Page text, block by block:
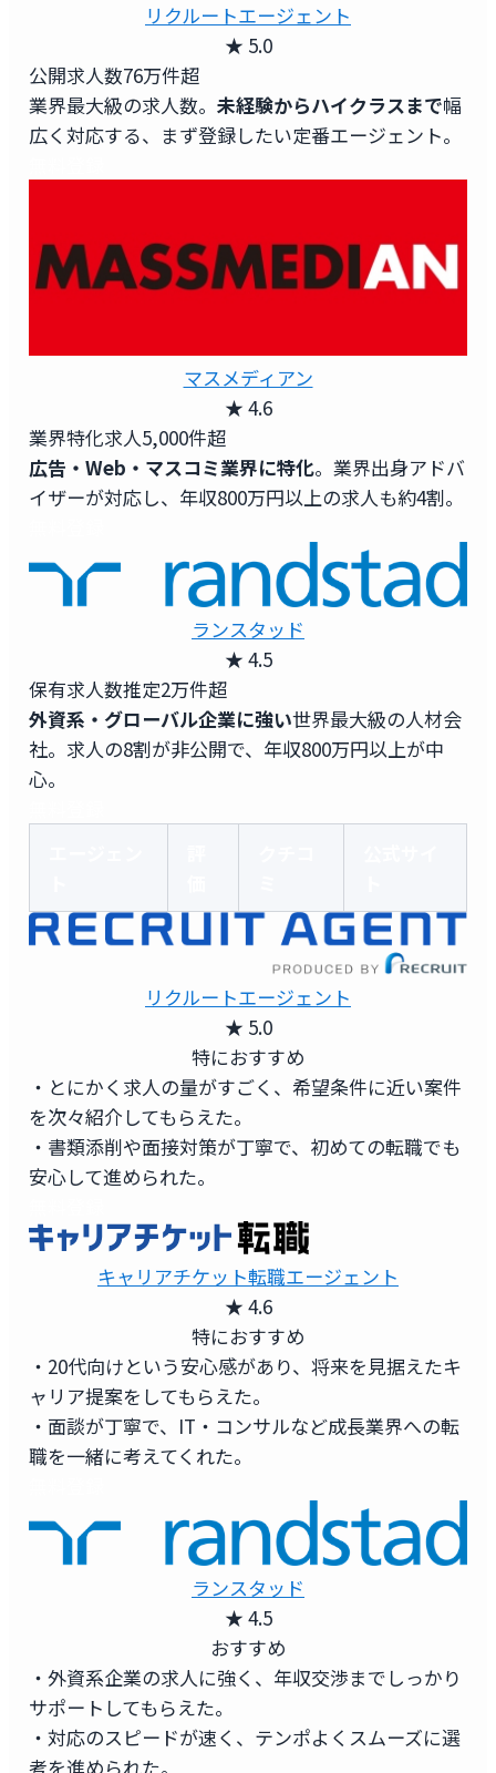
リクルートエージェント
★ 5.0
公開求人数76万件超
業界最大級の求人数。 未経験からハイクラスまで幅
広く対応する、まず登録したい定番エージェント。
マスメディアン
★ 4.6
業界特化求人5,000件超
広告・Web・マスコミ業界に特化。業界出身アドバ
イザーが対応し、年収800万円以上の求人も約4割。
ランスタッド
★ 4.5
保有求人数推定2万件超
外資系・グローバル企業に強い世界最大級の人材会
社。求人の8割が非公開で、年収800万円以上が中
心。
リクルートエージェント
★ 5.0
特におすすめ
・とにかく求人の量がすごく、希望条件に近い案件
を次々紹介してもらえた。
・書類添削や面接対策が丁寧で、初めての転職でも
安心して進められた。
キャリアチケット転職エージェント
★ 4.6
特におすすめ
・20代向けという安心感があり、将来を見据えたキ
ャリア提案をしてもらえた。
・面談が丁寧で、IT・コンサルなど成長業界への転
職を一緒に考えてくれた。
ランスタッド
★ 4.5
おすすめ
・外資系企業の求人に強く、年収交渉までしっかり
サポートしてもらえた。
・対応のスピードが速く、テンポよくスムーズに選
考を進められた。